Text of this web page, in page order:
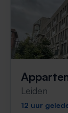
Leiden
12 uur